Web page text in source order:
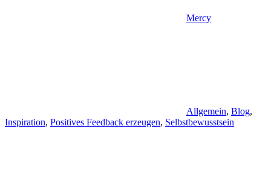
Mercy
Allgemein, Blog,
Inspiration, Positives Feedback erzeugen, Selbstbewusstsein